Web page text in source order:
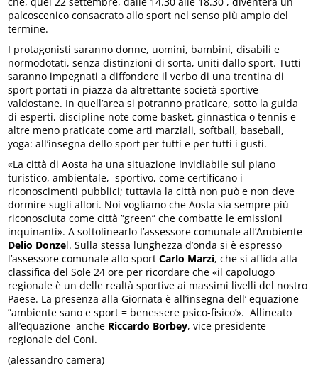
palcoscenico consacrato allo sport nel senso più ampio del
termine.
I protagonisti saranno donne, uomini, bambini, disabili e
normodotati, senza distinzioni di sorta, uniti dallo sport. Tutti
saranno impegnati a diffondere il verbo di una trentina di
sport portati in piazza da altrettante società sportive
valdostane. In quell’area si potranno praticare, sotto la guida
di esperti, discipline note come basket, ginnastica o tennis e
altre meno praticate come arti marziali, softball, baseball,
yoga: all’insegna dello sport per tutti e per tutti i gusti.
«La città di Aosta ha una situazione invidiabile sul piano
turistico, ambientale, sportivo, come certificano i
riconoscimenti pubblici; tuttavia la città non può e non deve
dormire sugli allori. Noi vogliamo che Aosta sia sempre più
riconosciuta come città ”green” che combatte le emissioni
inquinanti». A sottolinearlo l’assessore comunale all’Ambiente
Delio Donzel. Sulla stessa lunghezza d’onda si è espresso
l’assessore comunale allo sportCarlo Marzi, che si affida alla
classifica del Sole 24 ore per ricordare che «il capoluogo
regionale è un delle realtà sportive ai massimi livelli del nostro
Paese. La presenza alla Giornata è all’insegna dell’ equazione
”ambiente sano e sport = benessere psico-fisico’». Allineato
all’equazione anche Riccardo Borbey, vice presidente
regionale del Coni.
(alessandro camera)